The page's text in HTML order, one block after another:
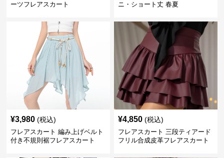
ーツフレアスカート
ニ・ショート丈 春夏
¥3,980 (税込)
フレアスカート 編み上げベルト
付き不規則裾フレアスカート
¥4,850 (税込)
フレアスカート 三段ティアード
フリル合成皮革フレアスカート